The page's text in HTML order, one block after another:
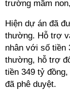
trường mầm
Hiện dự án đã
thường. Hỗ trợ
nhân với số tiền
thường, hỗ trợ
tiền 349 tỷ
đã phê duyệt.